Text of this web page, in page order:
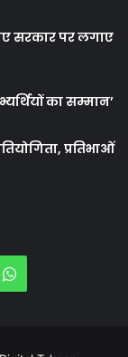
सरकार पर लगाए
का सम्मान’
प्रतिभाओं
WhatsApp